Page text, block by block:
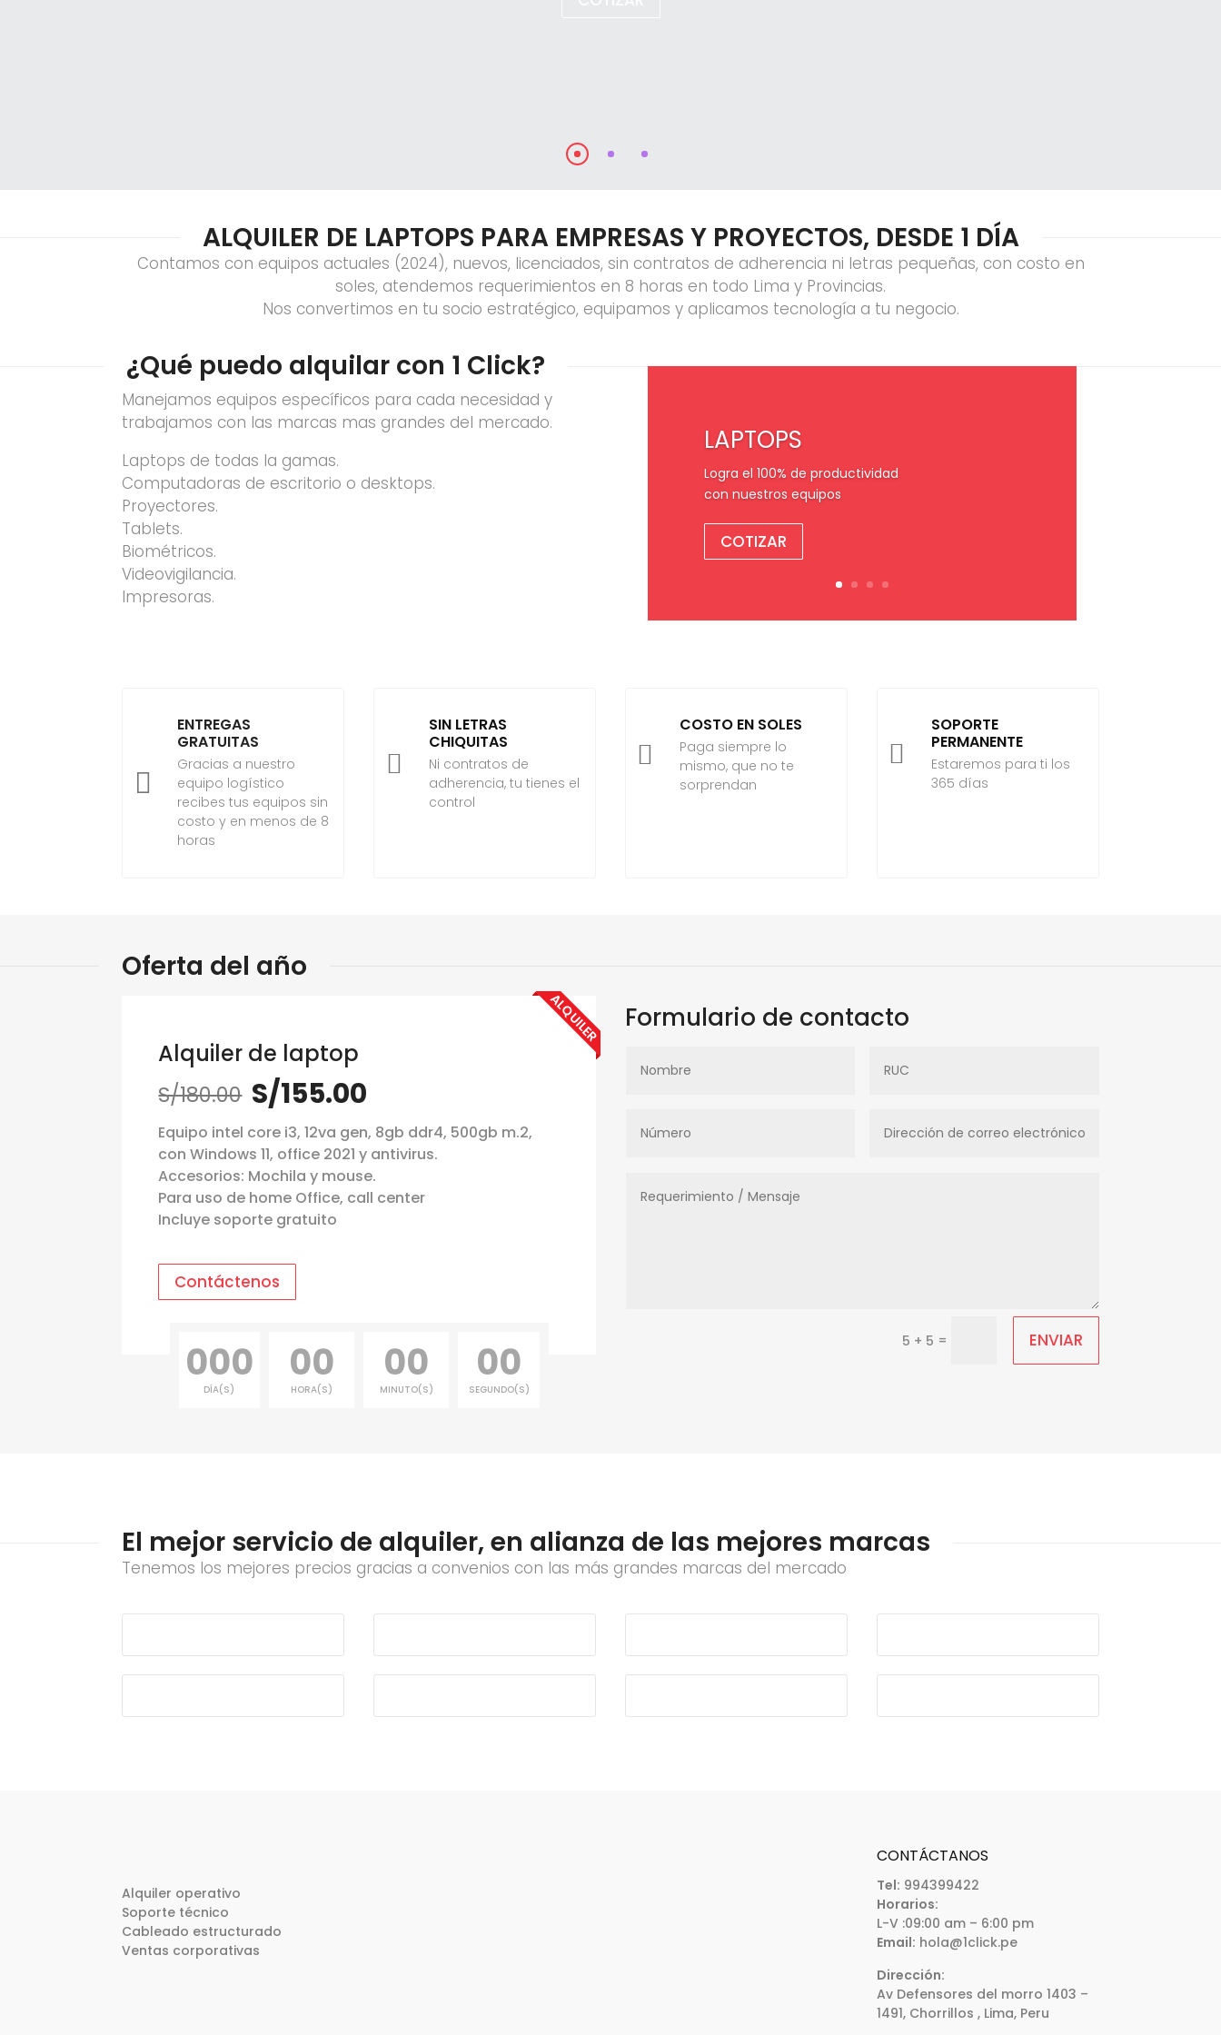
ALQUILER DE LAPTOPS PARA EMPRESAS Y PROYECTOS, DESDE 1 DÍA
Contamos con equipos actuales (2024), nuevos, licenciados, sin contratos de adherencia ni letras pequeñas, con costo en
soles, atendemos requerimientos en 8 horas en todo Lima y Provincias.
Nos convertimos en tu socio estratégico, equipamos y aplicamos tecnología a tu negocio.
¿Qué puedo alquilar con 1 Click?
Manejamos equipos específicos para cada necesidad y
trabajamos con las marcas mas grandes del mercado.
Laptops de todas la gamas.
Computadoras de escritorio o desktops.
Proyectores.
Tablets.
Biométricos.
Videovigilancia.
Impresoras.
LAPTOPS
Logra el 100% de productividad
con nuestros equipos
COTIZAR

ENTREGAS
GRATUITAS
Gracias a nuestro
equipo logístico
recibes tus equipos sin
costo y en menos de 8
horas

SIN LETRAS
CHIQUITAS
Ni contratos de
adherencia, tu tienes el
control

COSTO EN SOLES
Paga siempre lo
mismo, que no te
sorprendan

SOPORTE
PERMANENTE
Estaremos para ti los
365 días
Oferta del año
Alquiler de laptop
S/180.00 S/155.00
Equipo intel core i3, 12va gen, 8gb ddr4, 500gb m.2,
con Windows 11, office 2021 y antivirus.
Accesorios: Mochila y mouse.
Para uso de home Office, call center
Incluye soporte gratuito
ALQUILER
Contáctenos
000
DÍA(S)
00
HORA(S)
00
MINUTO(S)
00
SEGUNDO(S)
Formulario de contacto
5 + 5 = ENVIAR
El mejor servicio de alquiler, en alianza de las mejores marcas
Tenemos los mejores precios gracias a convenios con las más grandes marcas del mercado
Alquiler operativo
Soporte técnico
Cableado estructurado
Ventas corporativas
CONTÁCTANOS
Tel: 994399422
Horarios:
L-V :09:00 am – 6:00 pm
Email: hola@1click.pe
Dirección:
Av Defensores del morro 1403 –
1491, Chorrillos , Lima, Peru